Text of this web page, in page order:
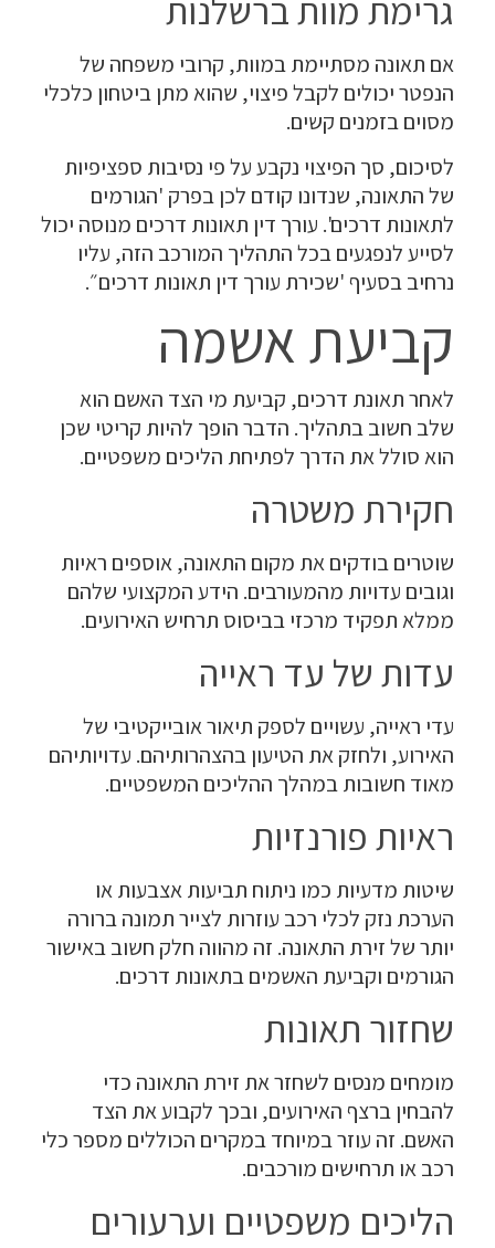
גרימת מוות ברשלנות
אם תאונה מסתיימת במוות, קרובי משפחה של
הנפטר יכולים לקבל פיצוי, שהוא מתן ביטחון כלכלי
מסוים בזמנים קשים.
לסיכום, סך הפיצוי נקבע על פי נסיבות ספציפיות
של התאונה, שנדונו קודם לכן בפרק 'הגורמים
לתאונות דרכים'. עורך דין תאונות דרכים מנוסה יכול
לסייע לנפגעים בכל התהליך המורכב הזה, עליו
נרחיב בסעיף 'שכירת עורך דין תאונות דרכים״.
קביעת אשמה
לאחר תאונת דרכים, קביעת מי הצד האשם הוא
שלב חשוב בתהליך. הדבר הופך להיות קריטי שכן
הוא סולל את הדרך לפתיחת הליכים משפטיים.
חקירת משטרה
שוטרים בודקים את מקום התאונה, אוספים ראיות
וגובים עדויות מהמעורבים. הידע המקצועי שלהם
ממלא תפקיד מרכזי בביסוס תרחיש האירועים.
עדות של עד ראייה
עדי ראייה, עשויים לספק תיאור אובייקטיבי של
האירוע, ולחזק את הטיעון בהצהרותיהם. עדויותיהם
מאוד חשובות במהלך ההליכים המשפטיים.
ראיות פורנזיות
שיטות מדעיות כמו ניתוח תביעות אצבעות או
הערכת נזק לכלי רכב עוזרות לצייר תמונה ברורה
יותר של זירת התאונה. זה מהווה חלק חשוב באישור
הגורמים וקביעת האשמים בתאונות דרכים.
שחזור תאונות
מומחים מנסים לשחזר את זירת התאונה כדי
להבחין ברצף האירועים, ובכך לקבוע את הצד
האשם. זה עוזר במיוחד במקרים הכוללים מספר כלי
רכב או תרחישים מורכבים.
הליכים משפטיים וערעורים